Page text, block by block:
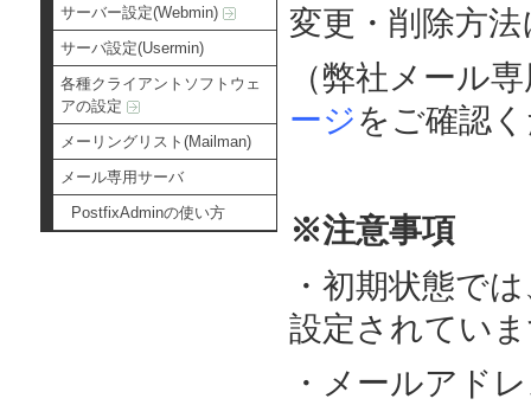
サーバー設定(Webmin)
サーバ設定(Usermin)
各種クライアントソフトウェ
アの設定
メーリングリスト(Mailman)
メール専用サーバ
PostfixAdminの使い方
変更・削除方
（弊社メール
ージをご確認
※注意事項
・初期状態で
設定されてい
・メールアド